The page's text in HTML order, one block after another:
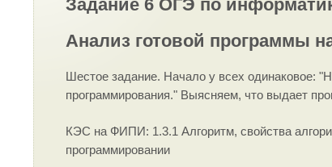
Задание 6 ОГЭ по
Анализ готовой программы
Шестое задание. Начало у всех одинаковое:
программирования." Выясняем, что выдает
КЭС на ФИПИ: 1.3.1 Алгоритм, свойства
программировании